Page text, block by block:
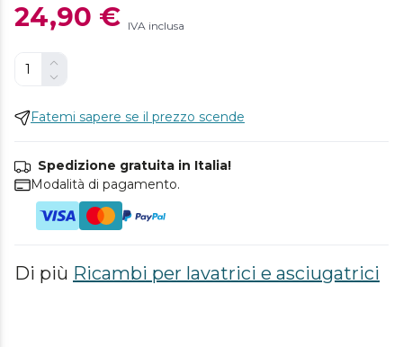
24,90 € IVA inclusa
Fatemi sapere se il prezzo scende
Spedizione gratuita in Italia!
Modalità di pagamento.
Di più Ricambi per lavatrici e asciugatrici